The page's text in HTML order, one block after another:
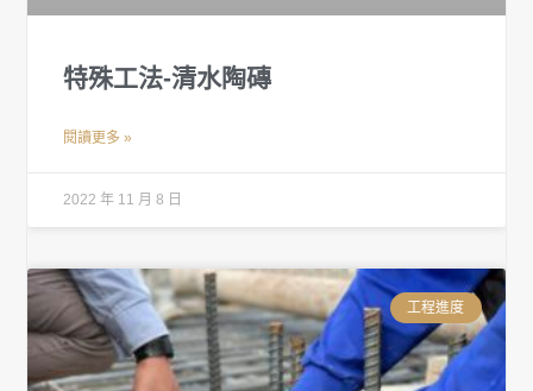
特殊工法-清水陶磚
閱讀更多 »
2022 年 11 月 8 日
工程進度